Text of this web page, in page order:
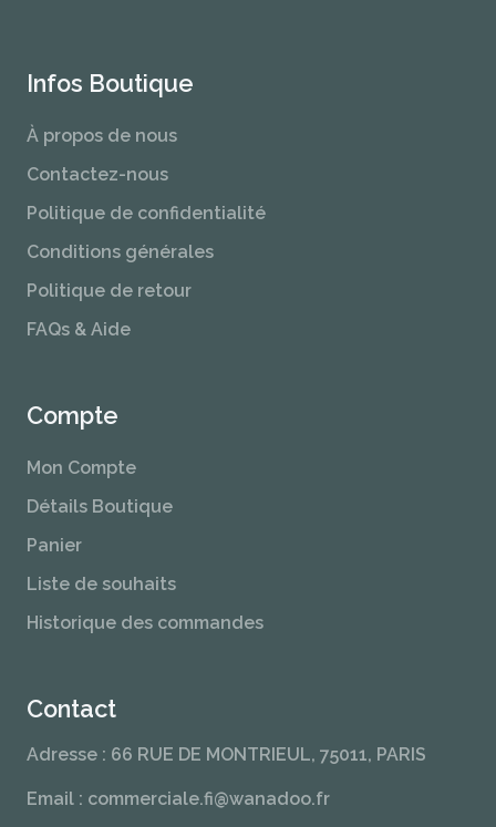
Infos Boutique
À propos de nous
Contactez-nous
Politique de confidentialité
Conditions générales
Politique de retour
FAQs & Aide
Compte
Mon Compte
Détails Boutique
Panier
Liste de souhaits
Historique des commandes
Contact
Adresse : 66 RUE DE MONTRIEUL, 75011, PARIS
Email : commerciale.fi@wanadoo.fr